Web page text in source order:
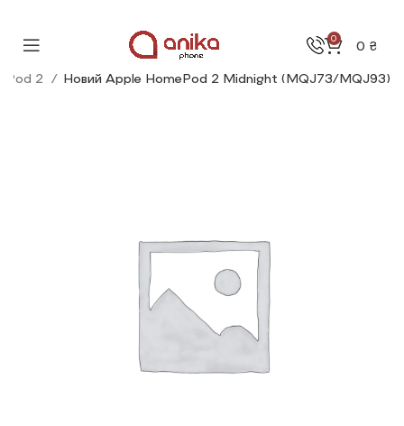
0 0 ₴
2 Новий Apple HomePod 2 Midnight (MQJ73/MQJ93)